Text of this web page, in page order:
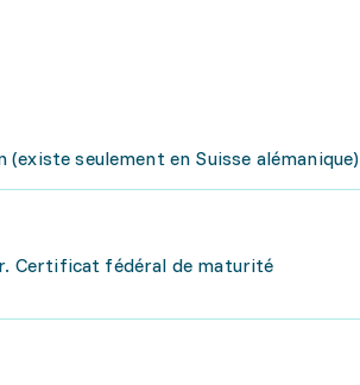
seulement en Suisse alémanique)
Certificat fédéral de maturité